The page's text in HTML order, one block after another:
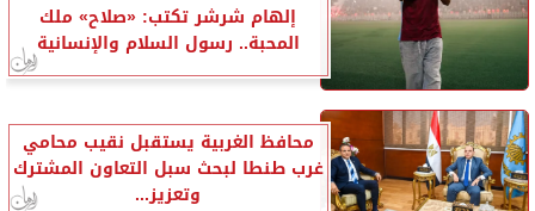
إلهام شرشر تكتب: «صلاح» ملك
المحبة.. رسول السلام والإنسانية
محافظ الغربية يستقبل نقيب محامي
غرب طنطا لبحث سبل التعاون المشترك
وتعزيز...